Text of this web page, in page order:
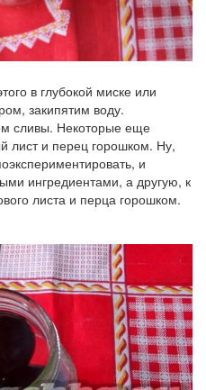
в глубокой миске или
закипятим воду.
сливы. Некоторые еще
лист и перец горошком. Ну,
и
ингредиентами, а другую, к
листа и перца горошком.